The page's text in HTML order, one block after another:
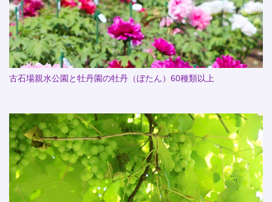
古石場親水公園と牡丹園の牡丹（ぼたん）60種類以上